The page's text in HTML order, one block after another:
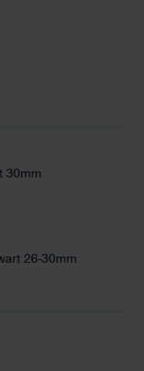
30mm
26-30mm